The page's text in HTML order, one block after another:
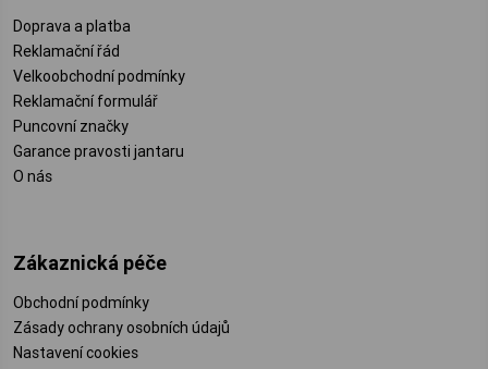
Doprava a platba
Reklamační řád
Velkoobchodní podmínky
Reklamační formulář
Puncovní značky
Garance pravosti jantaru
O nás
Zákaznická péče
Obchodní podmínky
Zásady ochrany osobních údajů
Nastavení cookies